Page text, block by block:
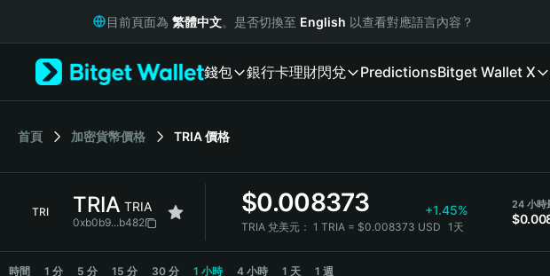
Русский
Italiano
Bahasa Indonesia
目前頁面為 繁體中文。是否切換至 English 以查看對應語言內容？
錢包 銀行卡理財閃兌 PredictionsBitget Wallet X
首頁 加密貨幣價格 TRIA價格
TRI TRIA TRIA
0xb0b9...b482
$0.008373 +1.45%
TRIA 兌美元： 1 TRIA = $0.008373 USD 1天
24 小時
TRIA Price Chart
時間 1 分 5 分 15 分 30 分 1 小時 4 小時 1 天 1 週